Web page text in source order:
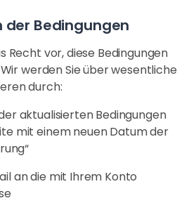
der Bedingungen
Recht vor, diese Bedingungen
werden Sie über wesentliche
durch:
aktualisierten Bedingungen
mit einem neuen Datum der
an die mit Ihrem Konto